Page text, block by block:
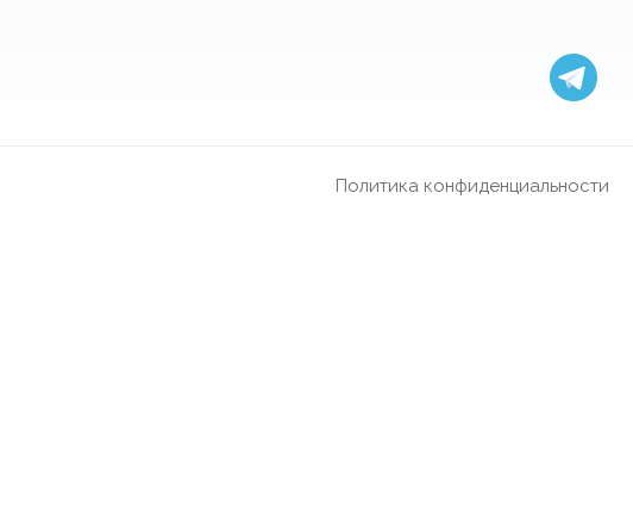
Политика конфиденциальности